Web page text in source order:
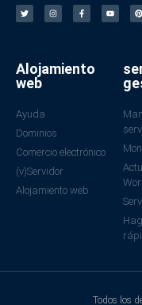
Alojamiento
web
Ayuda
Dominios
Comercio electrónico
(v)Servidor
Alojamiento web
Todos los